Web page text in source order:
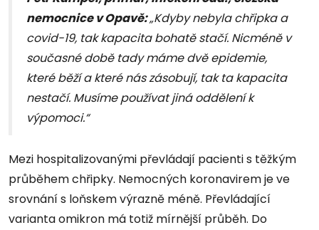
nemocnice v Opavě:„Kdyby nebyla chřipka a
covid-19, tak kapacita bohatě stačí. Nicméně v
současné době tady máme dvě epidemie,
které běží a které nás zásobují, tak ta kapacita
nestačí. Musíme používat jiná oddělení k
výpomoci.“
Mezi hospitalizovanými převládají pacienti s těžkým
průběhem chřipky. Nemocných koronavirem je ve
srovnání s loňskem výrazně méně. Převládající
varianta omikron má totiž mírnější průběh. Do